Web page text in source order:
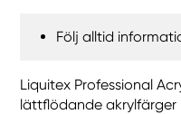
Följ alltid
Liquitex Professional
lättflödande